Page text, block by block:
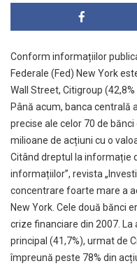
Conform informațiilor
Federale (Fed) New York
Wall Street, Citigroup
Până acum, banca
precise ale celor 70 de
milioane de acțiuni cu o
Citând dreptul la informație
informațiilor”, revista
concentrare foarte mare a
New York. Cele două bănci
crize financiare din 2007. La
principal (41,7%), urmat de
împreună peste 78% din